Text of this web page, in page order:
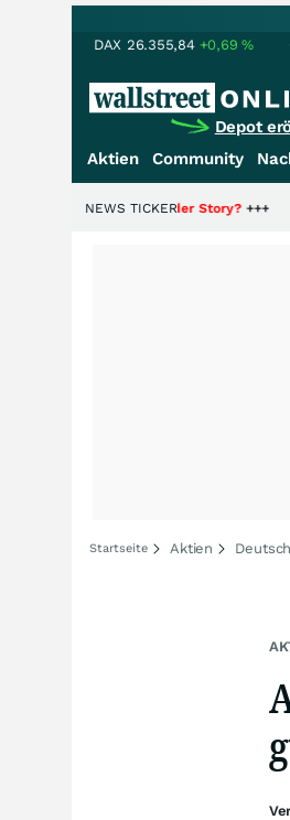
DAX 26.355,84 +0,69%
Depot
Aktien Community
Hälfte der Story?+++
NEWS TICKER
Startseite Aktien